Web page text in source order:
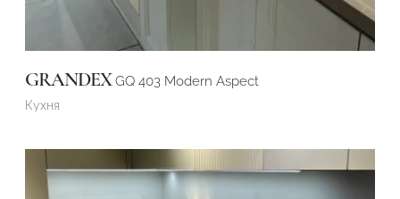
GRANDEXGQ 403 Modern Aspect
Кухня